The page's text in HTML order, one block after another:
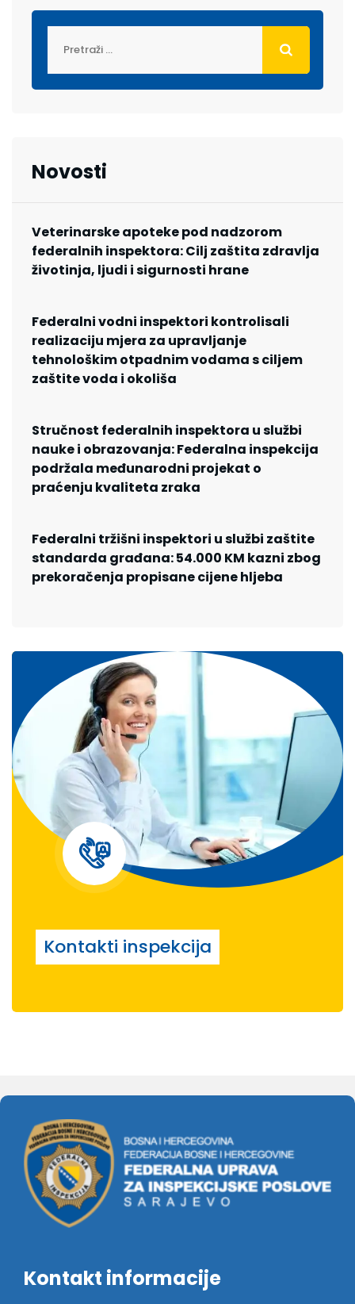
Novosti
Veterinarske apoteke pod nadzorom
federalnih inspektora: Cilj zaštita zdravlja
životinja, ljudi i sigurnosti hrane
Federalni vodni inspektori kontrolisali
realizaciju mjera za upravljanje
tehnološkim otpadnim vodama s ciljem
zaštite voda i okoliša
Stručnost federalnih inspektora u službi
nauke i obrazovanja: Federalna inspekcija
podržala međunarodni projekat o
praćenju kvaliteta zraka
Federalni tržišni inspektori u službi zaštite
standarda građana: 54.000 KM kazni zbog
prekoračenja propisane cijene hljeba
Kontakti inspekcija
Kontakt informacije